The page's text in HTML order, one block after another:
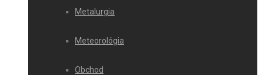
Metalurgia
Meteorológia
Obchod